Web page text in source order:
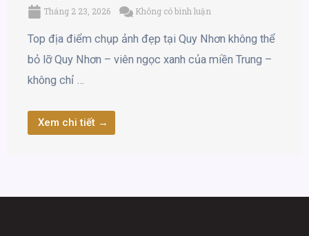
Tháng 2 23, 2026 Không có bình luận
Top địa điểm chụp ảnh đẹp tại Quy Nhơn không thể
bỏ lỡ Quy Nhơn – viên ngọc xanh của miền Trung –
không chỉ …
Xem chi tiết →